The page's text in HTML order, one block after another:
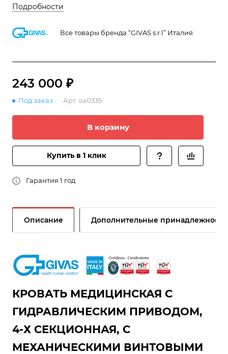
Подробности
Все товары бренда “GIVAS s.r.l” Италия
243 000 ₽
Под заказ Арт. oa0335
В корзину
Купить в 1 клик
Гарантия 1 год
Описание Дополнительные принадлежности
КРОВАТЬ МЕДИЦИНСКАЯ С
ГИДРАВЛИЧЕСКИМ ПРИВОДОМ,
4-Х СЕКЦИОННАЯ, С
МЕХАНИЧЕСКИМИ ВИНТОВЫМИ